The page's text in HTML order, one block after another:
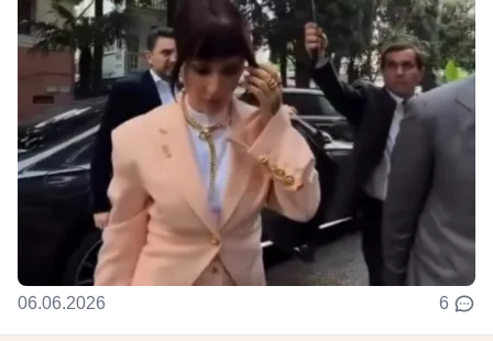
06.06.2026 6